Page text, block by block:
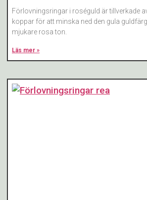
Förlovningsringar i roséguld är tillverkade
koppar för att minska ned den gula
mjukare rosa ton.
Läs mer »